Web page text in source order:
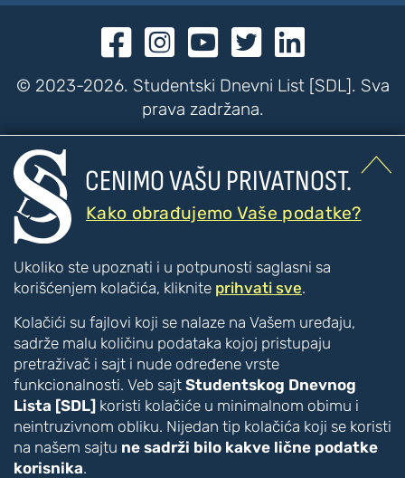
    
© 2023-2026. Studentski Dnevni List [SDL]. Sva
prava zadržana.

CENIMO VAŠU PRIVATNOST.
Kako obrađujemo Vaše podatke?
Ukoliko ste upoznati i u potpunosti saglasni sa
korišćenjem kolačića, kliknite prihvati sve.
Kolačići su fajlovi koji se nalaze na Vašem uređaju,
sadrže malu količinu podataka kojoj pristupaju
pretraživač i sajt i nude određene vrste
funkcionalnosti. Veb sajt Studentskog Dnevnog
Lista [SDL] koristi kolačiće u minimalnom obimu i
neintruzivnom obliku. Nijedan tip kolačića koji se koristi
na našem sajtu ne sadrži bilo kakve lične podatke
korisnika.

???PRISTUPAČNOST???
Poboljšanje čitljivosti
Veći tekst
Veći razmak između slova
Manji razmak između slova
Disleksija [CTRL + ALT + D]
Boje i kontrast
Inverzne boje
Monohromatski prikaz
Vizuelna pomagala